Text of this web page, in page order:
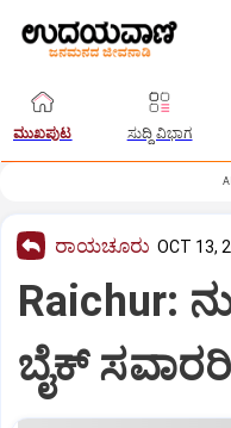
ಮುಖಪುಟ ಸುದ್ದಿ ವಿಭಾಗ
ರಾಯಚೂರು OCT 13,
Raichur:
ಬೈಕ್